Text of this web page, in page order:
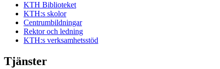
KTH Biblioteket
KTH:s skolor
Centrumbildningar
Rektor och ledning
KTH:s verksamhetsstöd
Tjänster